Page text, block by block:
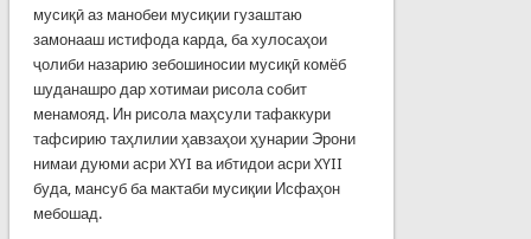
мусиқӣ аз манобеи мусиқии гузаштаю
замонааш истифода карда, ба хулосаҳои
ҷолиби назарию зебошиносии мусиқӣ комёб
шуданашро дар хотимаи рисола собит
менамояд. Ин рисола маҳсули тафаккури
тафсирию таҳлилии ҳавзаҳои ҳунарии Эрони
нимаи дуюми асри XYI ва ибтидои асри XYII
буда, мансуб ба мактаби мусиқии Исфаҳон
мебошад.